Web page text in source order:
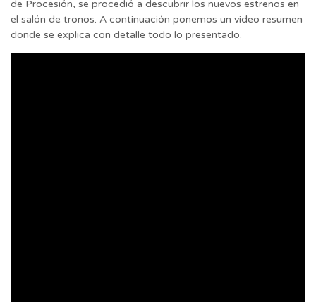
de Procesión, se procedió a descubrir los nuevos estrenos en
el salón de tronos. A continuación ponemos un video resumen
donde se explica con detalle todo lo presentado.